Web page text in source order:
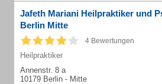
Jafeth Mariani Heilpraktiker und
Berlin Mitte
4 Bewertungen
Heilpraktiker
Annenstr. 8 a
10179 Berlin - Mitte